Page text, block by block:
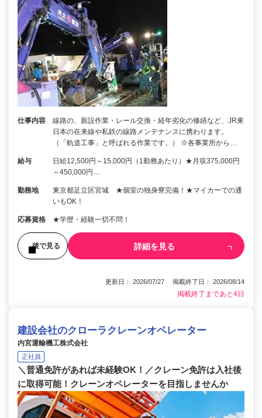
仕事内容
線路の、新設作業・レール交換・経年劣化の修繕など、JR東
日本の在来線や私鉄の線路メンテナンスに携わります。
（「軌道工事」と呼ばれる作業です。） ※各事業所から…
給与
日給12,500円～15,000円（1勤務あたり）★月収375,000円
～450,000円…
勤務地
東京都足立区宮城 ★個室の独身寮完備！★マイカーでの通
いもOK！
応募資格 ★学歴・経験一切不問！
後で見る 詳細を見る
更新日： 2026/07/27 掲載終了日： 2026/08/14
掲載終了まであと4日
建設会社のクローラクレーンオペレーター
内宮運輸機工株式会社
正社員
＼普通免許があれば未経験OK！／クレーン免許は入社後
に取得可能！クレーンオペレーターを目指しませんか